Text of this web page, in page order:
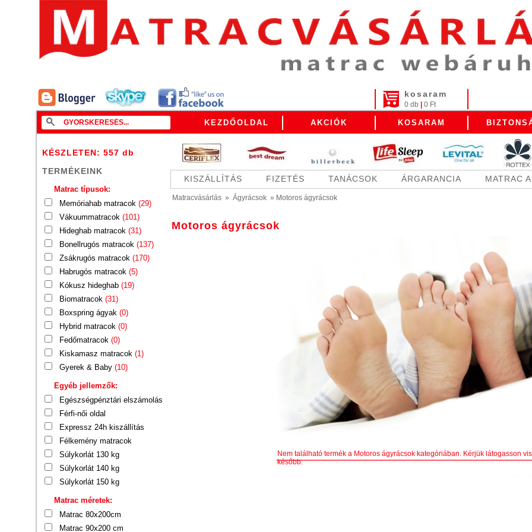
kosaram
0 db 0 Ft
KEZDŐOLDAL AKCIÓK KOSARAM
KÉSZLETEN: 557 db
TERMÉKEINK
Matrac típusok:
Memóriahab matracok (29)
Vákuummatracok (101)
Hideghab matracok (31)
Bonellrugós matracok (137)
Zsákrugós matracok (170)
Habrugós matracok (5)
Kókusz hideghab (19)
Biomatracok (31)
Boxspring ágyak (0)
Hybrid matracok (0)
Fedőmatracok (0)
Kiskamasz matracok (1)
Gyerek & Baby (10)
Egyéb jellemzők:
Egészségpénztári elszámolás
Férfi-női oldal
Expressz 24h kiszállítás
Félkemény matracok
Súlykorlát 130 kg
Súlykorlát 140 kg
Súlykorlát 150 kg
Matrac méretek:
Matrac 80x200cm
Matrac 90x200 cm
KISZÁLLÍTÁS FIZETÉS TANÁCSOK ÁRGARANCIA MATRAC
Matracvásárlás » Ágyrácsok » Motoros ágyrácsok
Motoros ágyrácsok
Nem található termék a Motoros ágyrácsok kategóriában. Kérjük látogasson
később.